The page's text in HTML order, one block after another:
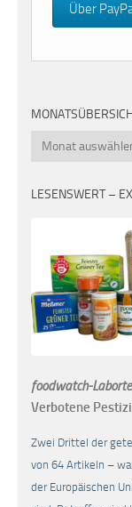
Über
Monatsübersicht
LESENSWERT –
foodwatch-
Verbotene
Zwei Drittel der
von 64 Artikeln –
der Europäischen